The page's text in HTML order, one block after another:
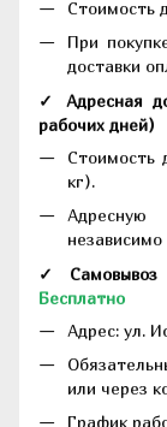
Стоимость
При
доставки
✓ Адресная
рабочих дней)
Стоимость
кг).
Адресную
✓ Самовывоз
Бесплатно
Адрес: ул.
или через
График